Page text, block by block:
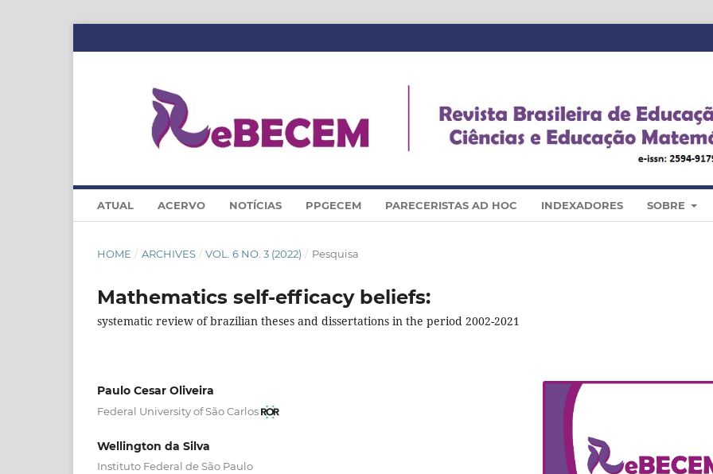
ATUAL ACERVO NOTÍCIAS PPGECEM PARECERISTAS AD HOC INDEXADORES SOBRE
HOME / ARCHIVES / VOL. 6 NO. 3 (2022) / Pesquisa
Mathematics self-efficacy beliefs:
systematic review of brazilian theses and dissertations in the period 2002-2021
Paulo Cesar Oliveira
Federal University of São Carlos
Wellington da Silva
Instituto Federal de São Paulo